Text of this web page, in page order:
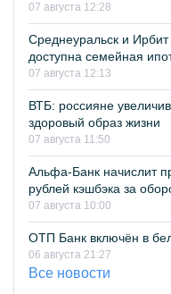
07 августа 12:28
Среднеуральск и Ирбит
доступна семейная
07 августа 12:13
ВТБ: россияне
здоровый образ жизни
07 августа 11:50
Альфа-Банк начислит
рублей кэшбэка за
07 августа 10:00
ОТП Банк включён в
06 августа 21:27
Все новости